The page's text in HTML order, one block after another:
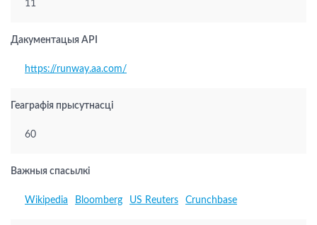
11
Дакументацыя API
https://runway.aa.com/
Геаграфія прысутнасці
60
Важныя спасылкі
Wikipedia Bloomberg US Reuters Crunchbase